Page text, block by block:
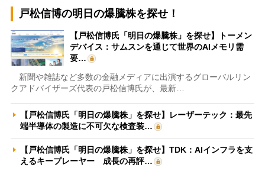
戸松信博の明日の爆騰株を探せ！
【戸松信博氏「明日の爆騰株」を探せ】トーメン
デバイス：サムスンを通じて世界のAIメモリ需
要…
新聞や雑誌など多数の金融メディアに出演するグローバルリン
クアドバイザーズ代表の戸松信博氏が、最新…
【戸松信博氏「明日の爆騰株」を探せ】レーザーテック：最先
端半導体の製造に不可欠な検査装…
【戸松信博氏「明日の爆騰株」を探せ】TDK：AIインフラを支
えるキープレーヤー 成長の再評…